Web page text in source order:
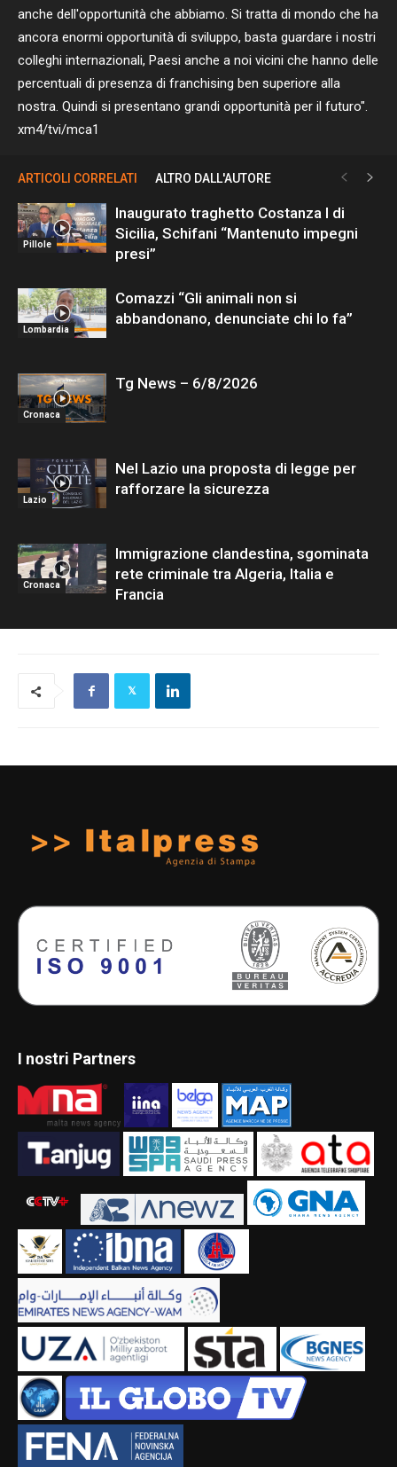
anche dell'opportunità che abbiamo. Si tratta di mondo che ha
ancora enormi opportunità di sviluppo, basta guardare i nostri
colleghi internazionali, Paesi anche a noi vicini che hanno delle
percentuali di presenza di franchising ben superiore alla
nostra. Quindi si presentano grandi opportunità per il futuro".
xm4/tvi/mca1
ARTICOLI CORRELATI ALTRO DALL'AUTORE
Pillole
Inaugurato traghetto Costanza I di
Sicilia, Schifani “Mantenuto impegni
presi”
Lombardia
Comazzi “Gli animali non si
abbandonano, denunciate chi lo fa”
Cronaca
Tg News – 6/8/2026
Lazio
Nel Lazio una proposta di legge per
rafforzare la sicurezza
Cronaca
Immigrazione clandestina, sgominata
rete criminale tra Algeria, Italia e
Francia
I nostri Partners